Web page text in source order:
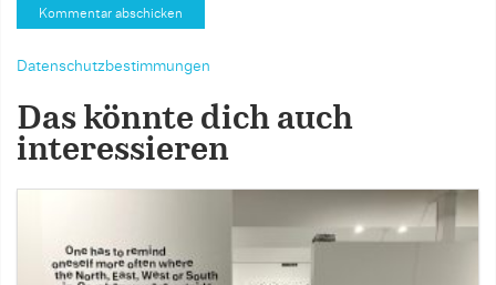
Datenschutzbestimmungen
Das könnte dich auch
interessieren